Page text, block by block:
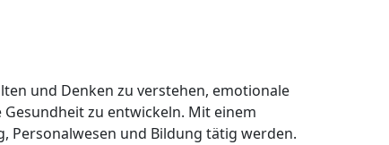
und Denken zu verstehen, emotionale
zu entwickeln. Mit einem
Personalwesen und Bildung tätig werden.